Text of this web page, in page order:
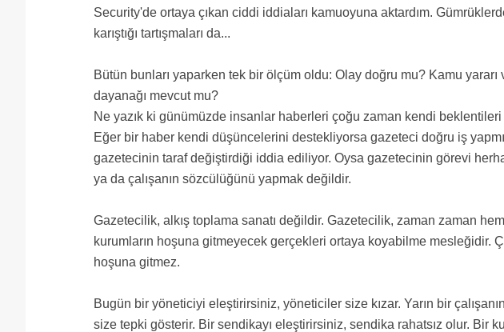
Security'de ortaya çıkan ciddi iddiaları kamuoyuna aktardım.
karıştığı tartışmaları da...
Bütün bunları yaparken tek bir ölçüm oldu: Olay doğru mu? Kamu
dayanağı mevcut mu?
Ne yazık ki günümüzde insanlar haberleri çoğu zaman kendi
Eğer bir haber kendi düşüncelerini destekliyorsa gazeteci doğru iş
gazetecinin taraf değiştirdiği iddia ediliyor. Oysa gazetecinin görevi
ya da çalışanın sözcülüğünü yapmak değildir.
Gazetecilik, alkış toplama sanatı değildir. Gazetecilik, zaman zaman
kurumların hoşuna gitmeyecek gerçekleri ortaya koyabilme mesleğidir.
hoşuna gitmez.
Bugün bir yöneticiyi eleştirirsiniz, yöneticiler size kızar. Yarın bir çalışanın
size tepki gösterir. Bir sendikayı eleştirirsiniz, sendika rahatsız olur. Bir